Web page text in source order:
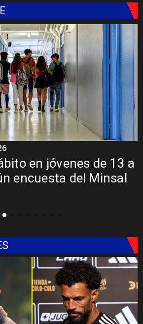
del Parque
con inversión de $4